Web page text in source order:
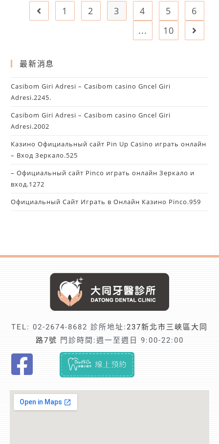
1 2 3 4 5
6
...
10
最新消息
Casibom Giri Adresi – Casibom casino Gncel Giri
Adresi.2245.
Casibom Giri Adresi – Casibom casino Gncel Giri
Adresi.2002
Казино Официальный сайт Pin Up Casino играть онлайн
– Вход Зеркало.525
– Официальный сайт Pinco играть онлайн Зеркало и
вход.1272
Официальный Сайт Играть в Онлайн Казино Pinco.959
TEL: 02-2674-8682 診所地址:237新北市三峽區大同
路7號 門診時間:週一至週日 9:00-22:00
F
d